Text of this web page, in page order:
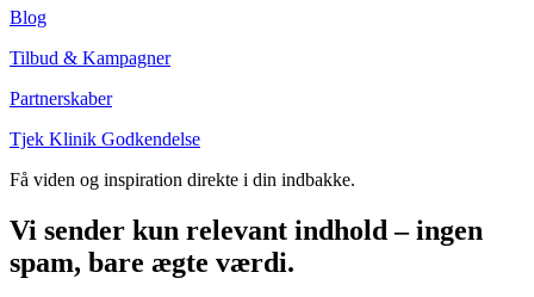
Blog
Tilbud & Kampagner
Partnerskaber
Tjek Klinik Godkendelse
Få viden og inspiration direkte i din indbakke.
Vi sender kun relevant indhold – ingen
spam, bare ægte værdi.